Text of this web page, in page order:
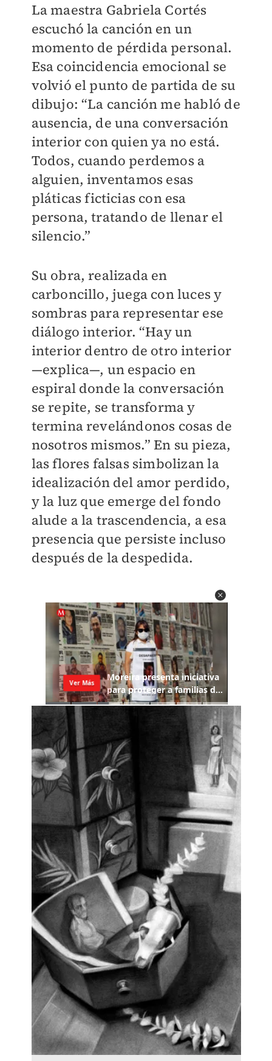
La maestra Gabriela Cortés
escuchó la canción en un
momento de pérdida personal.
Esa coincidencia emocional se
volvió el punto de partida de su
dibujo: “La canción me habló de
ausencia, de una conversación
interior con quien ya no está.
Todos, cuando perdemos a
alguien, inventamos esas
pláticas ficticias con esa
persona, tratando de llenar el
silencio.”
Su obra, realizada en
carboncillo, juega con luces y
sombras para representar ese
diálogo interior. “Hay un
interior dentro de otro interior
—explica—, un espacio en
espiral donde la conversación
se repite, se transforma y
termina revelándonos cosas de
nosotros mismos.” En su pieza,
las flores falsas simbolizan la
idealización del amor perdido,
y la luz que emerge del fondo
alude a la trascendencia, a esa
presencia que persiste incluso
después de la despedida.